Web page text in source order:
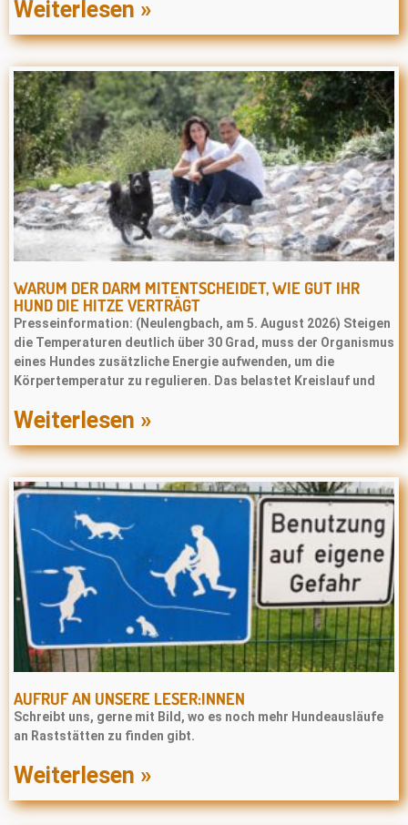
Weiterlesen »
WARUM DER DARM MITENTSCHEIDET, WIE GUT IHR
HUND DIE HITZE VERTRÄGT
Presseinformation: (Neulengbach, am 5. August 2026) Steigen
die Temperaturen deutlich über 30 Grad, muss der Organismus
eines Hundes zusätzliche Energie aufwenden, um die
Körpertemperatur zu regulieren. Das belastet Kreislauf und
Weiterlesen »
AUFRUF AN UNSERE LESER:INNEN
Schreibt uns, gerne mit Bild, wo es noch mehr Hundeausläufe
an Raststätten zu finden gibt.
Weiterlesen »